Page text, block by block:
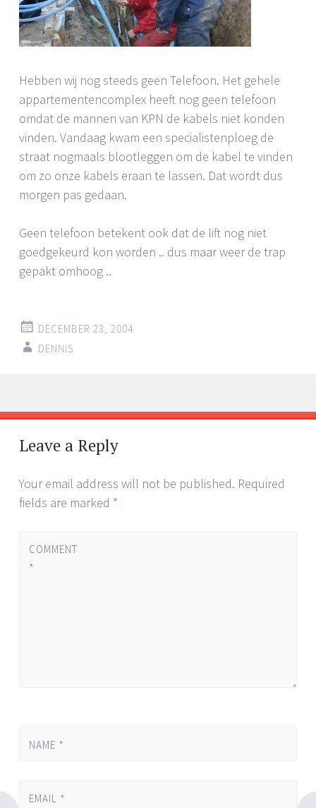
Hebben wij nog steeds geen Telefoon. Het gehele
appartementencomplex heeft nog geen telefoon
omdat de mannen van KPN de kabels niet konden
vinden. Vandaag kwam een specialistenploeg de
straat nogmaals blootleggen om de kabel te vinden
om zo onze kabels eraan te lassen. Dat wordt dus
morgen pas gedaan.
Geen telefoon betekent ook dat de lift nog niet
goedgekeurd kon worden .. dus maar weer de trap
gepakt omhoog ..
DECEMBER 23, 2004
DENNIS
Post
navigation
←
→
Leave a Reply
Your email address will not be published. Required
fields are marked *
COMMENT
*
NAME *
EMAIL *